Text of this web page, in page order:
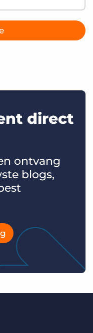
direct
ontvang
blogs,